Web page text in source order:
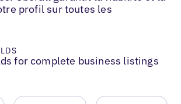
profil sur toutes les
for complete business listings